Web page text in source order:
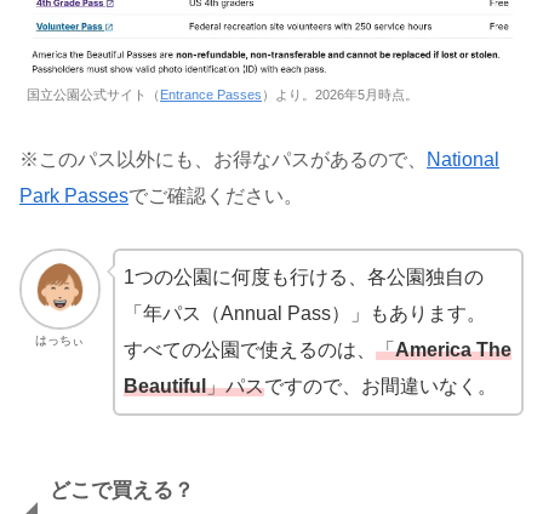
国立公園公式サイト（ Entrance Passes ）より。2026年5月時点。
※このパス以外にも、お得なパスがあるので、
National
Park Passesでご確認ください。
はっちぃ
1つの公園に何度も行ける、各公園独自の
「年パス（Annual Pass）」もあります。
すべての公園で使えるのは、 「America The
Beautiful」パスですので、お間違いなく。
どこで買える？